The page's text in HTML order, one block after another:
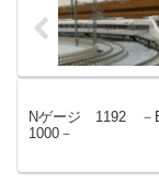
Nゲージ 1192 －
1000－